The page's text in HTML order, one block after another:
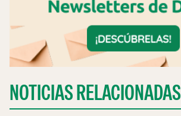
NOTICIAS RELACIONADAS